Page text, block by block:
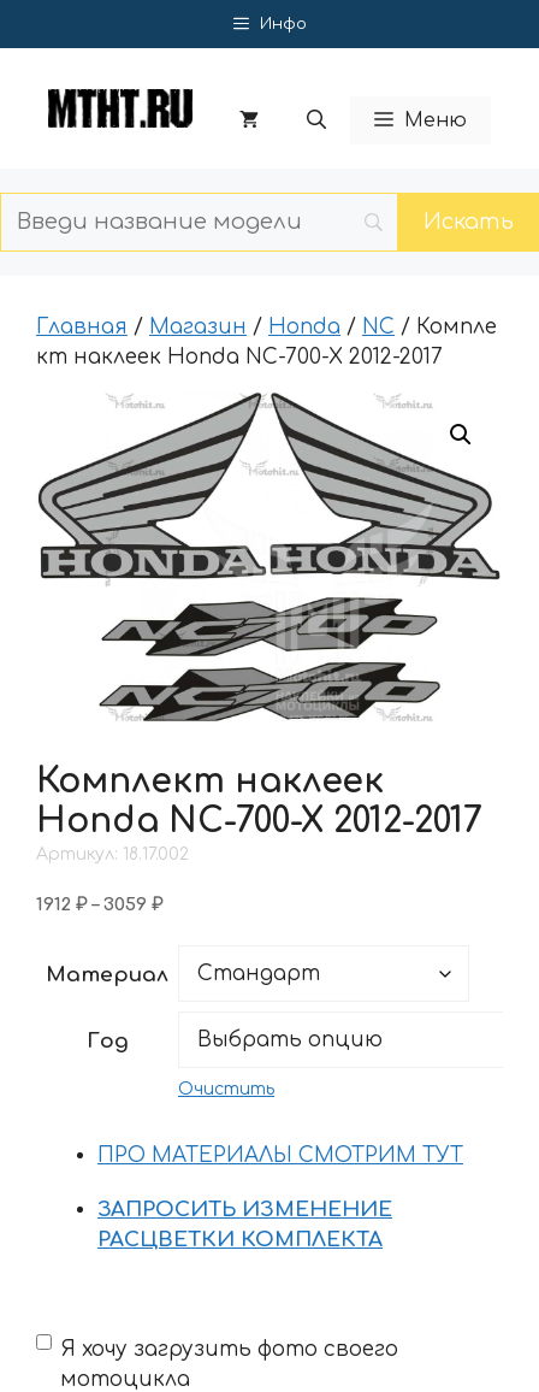
к
Инфо
Меню
Главная / Магазин / Honda / NC / Компле
кт наклеек Honda NC-700-X 2012-2017
Комплект наклеек
Honda NC-700-X 2012-2017
Артикул: 18.17.002
1912 ₽ – 3059 ₽Диапазон
–
Материал
Год
Очистить
ПРО МАТЕРИАЛЫ СМОТРИМ ТУТ
ЗАПРОСИТЬ ИЗМЕНЕНИЕ
РАСЦВЕТКИ КОМПЛЕКТА
Если
вдруг
Я хочу загрузить фото своего
мотоцикла